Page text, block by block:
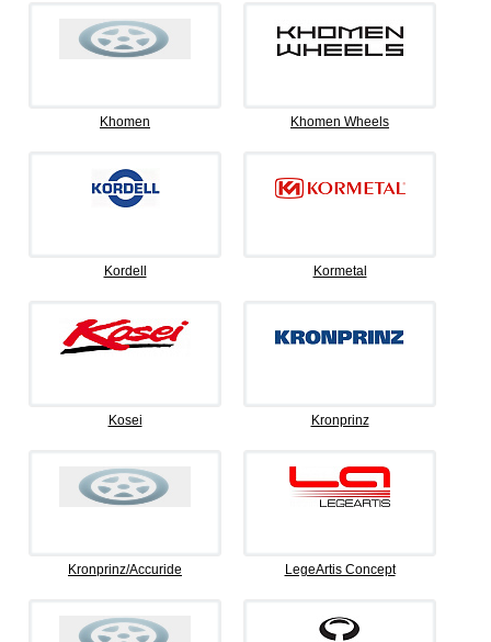
Khomen Khomen Wheels
Kordell Kormetal
Kosei Kronprinz
Kronprinz/Accuride LegeArtis Concept